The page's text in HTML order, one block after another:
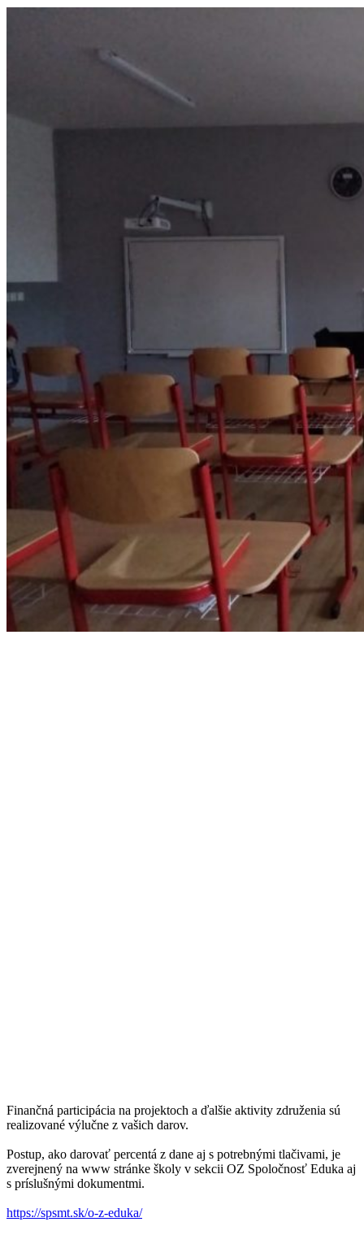
Finančná participácia na projektoch a ďalšie aktivity združenia sú
realizované výlučne z vašich darov.
Postup, ako darovať percentá z dane aj s potrebnými tlačivami, je
zverejnený na www stránke školy v sekcii OZ Spoločnosť Eduka aj
s príslušnými dokumentmi.
https://spsmt.sk/o-z-eduka/